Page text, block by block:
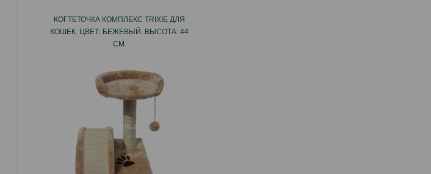
КОГТЕТОЧКА КОМПЛЕКС TRIXIE ДЛЯ
КОШЕК. ЦВЕТ: БЕЖЕВЫЙ. ВЫСОТА: 44
СМ.